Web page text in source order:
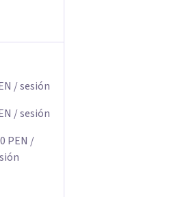
/ sesión
/ sesión
PEN /